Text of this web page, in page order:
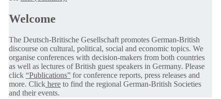
Welcome
The Deutsch-Britische Gesellschaft promotes German-British
discourse on cultural, political, social and economic topics. We
organise conferences with decision-makers from both countries
as well as lectures of British guest speakers in Germany. Please
click “Publications” for conference reports, press releases and
more. Click here to find the regional German-British Societies
and their events.